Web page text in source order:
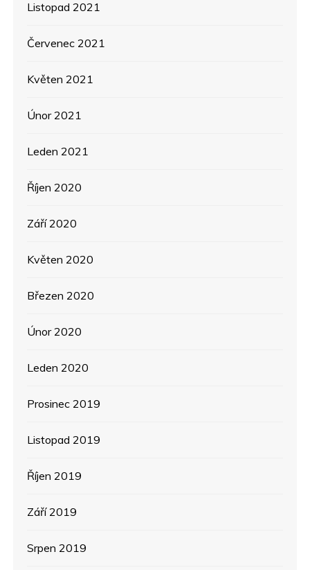
Listopad 2021
Červenec 2021
Květen 2021
Únor 2021
Leden 2021
Říjen 2020
Září 2020
Květen 2020
Březen 2020
Únor 2020
Leden 2020
Prosinec 2019
Listopad 2019
Říjen 2019
Září 2019
Srpen 2019